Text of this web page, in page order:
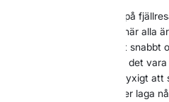
Mat blir lätt bara logistik på
falukorv och makaroner när alla
behöver trolla fram något snabbt
gång under vistelsen kan det
göra middagen till något lyxigt
middag på restaurang eller laga